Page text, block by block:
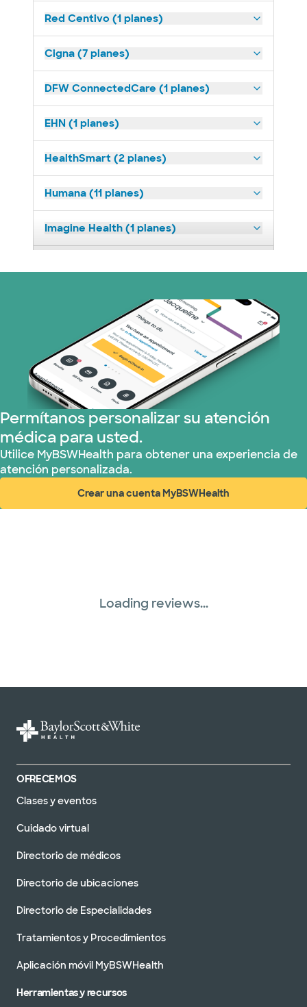
Red Centivo (1 planes)
Cigna (7 planes)
DFW ConnectedCare (1 planes)
EHN (1 planes)
HealthSmart (2 planes)
Humana (11 planes)
Imagine Health (1 planes)
Medicare (1 planes)
Nebraska Furniture Mart (3 planes)
Prism Electric (1 planes)
Plan de Salud Superior (17 planes)
TriWest HealthCare (1 planes)
United HealthCare (28 planes)
WellMed (15 planes)
Permítanos personalizar su atención
médica para usted.
Utilice MyBSWHealth para obtener una experiencia de
atención personalizada.
Crear una cuenta MyBSWHealth
(abre en ventana nueva)
Loading reviews...
OFRECEMOS
Clases y eventos
Cuidado virtual
Directorio de médicos
Directorio de ubicaciones
Directorio de Especialidades
Tratamientos y Procedimientos
Aplicación móvil MyBSWHealth
Herramientas y recursos